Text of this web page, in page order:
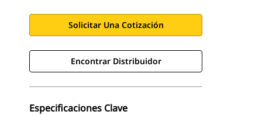
Solicitar Una Cotización
Encontrar Distribuidor
Especificaciones Clave